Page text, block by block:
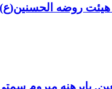
روضه الحسنین(ع)
پابرهنه میروم